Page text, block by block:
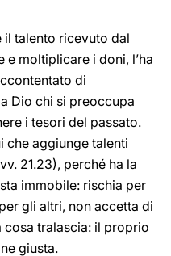
il talento ricevuto dal
e moltiplicare i doni, l’ha
di
Dio chi si preoccupa
i tesori del passato.
che aggiunge talenti
21.23), perché ha la
immobile: rischia per
gli altri, non accetta di
cosa tralascia: il proprio
giusta.